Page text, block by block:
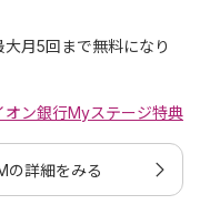
ATM
ルセンター（書類を
求ください。手続き
月5回まで無料になり
オン銀行Myステージ特典
の詳細をみる